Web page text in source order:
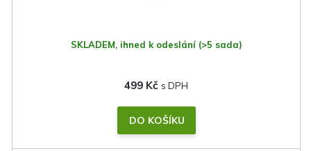
SKLADEM, ihned k odeslání (>5 sada)
499 Kč
DO KOŠÍKU